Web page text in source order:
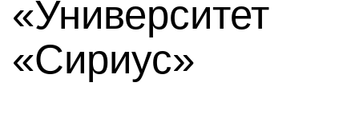
«Университет
«Сириус»